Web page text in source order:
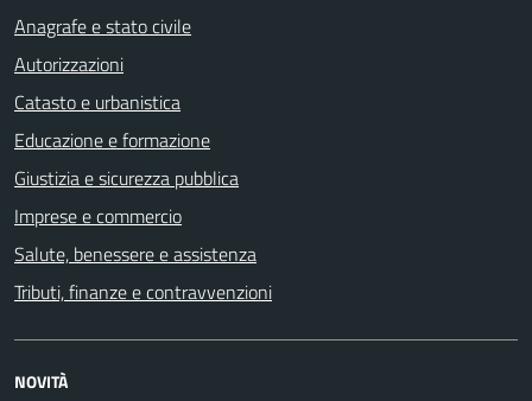
Anagrafe e stato civile
Autorizzazioni
Catasto e urbanistica
Educazione e formazione
Giustizia e sicurezza pubblica
Imprese e commercio
Salute, benessere e assistenza
Tributi, finanze e contravvenzioni
NOVITÀ